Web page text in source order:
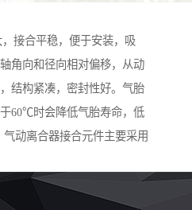
接合平稳，便于安装，吸
角向和径向相对偏移，从动
结构紧凑，密封性好。气胎
60℃时会降低气胎寿命，低
动离合器接合元件主要采用